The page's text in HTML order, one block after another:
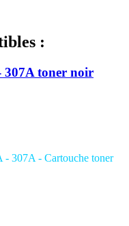
:
307A toner noir
- 307A - Cartouche toner